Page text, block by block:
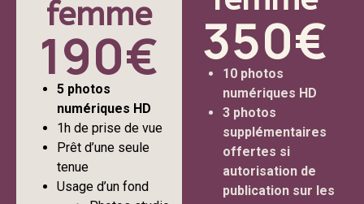
femme
190€
5 photos
numériques HD
1h de prise de vue
Prêt d’une seule
tenue
Usage d’un fond
350€
10 photos
numériques HD
3 photos
supplémentaires
offertes si
autorisation de
publication sur les
réseaux